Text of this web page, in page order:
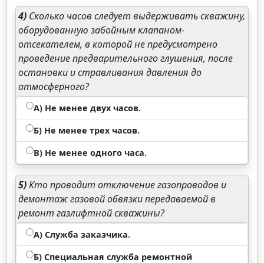
4) Сколько часов следует выдерживать скважину,
оборудованную забойным клапаном-
отсекателем, в которой не предусмотрено
проведение предварительного глушения, после
остановки и стравливания давления до
атмосферного?
А) Не менее двух часов.
Б) Не менее трех часов.
В) Не менее одного часа.
5)Кто проводит отключение газопроводов и
демонтаж газовой обвязки передаваемой в
ремонт газлифтной скважины?
А) Служба заказчика.
Б) Специальная служба ремонтной